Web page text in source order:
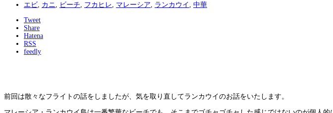
エビ カニ ビーチ フカヒレ マレーシア ランカウイ 中華
Tweet
Share
Hatena
RSS
feedly
前回は散々なフライトの話をしましたが、気を取り直してランカウイのお話をいたします。